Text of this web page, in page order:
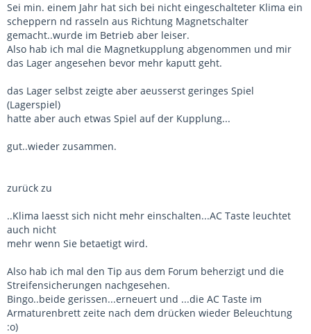
Sei min. einem Jahr hat sich bei nicht eingeschalteter Klima ein
scheppern nd rasseln aus Richtung Magnetschalter
gemacht..wurde im Betrieb aber leiser.
Also hab ich mal die Magnetkupplung abgenommen und mir
das Lager angesehen bevor mehr kaputt geht.
das Lager selbst zeigte aber aeusserst geringes Spiel
(Lagerspiel)
hatte aber auch etwas Spiel auf der Kupplung...
gut..wieder zusammen.
zurück zu
..Klima laesst sich nicht mehr einschalten...AC Taste leuchtet
auch nicht
mehr wenn Sie betaetigt wird.
Also hab ich mal den Tip aus dem Forum beherzigt und die
Streifensicherungen nachgesehen.
Bingo..beide gerissen...erneuert und ...die AC Taste im
Armaturenbrett zeite nach dem drücken wieder Beleuchtung
:o)